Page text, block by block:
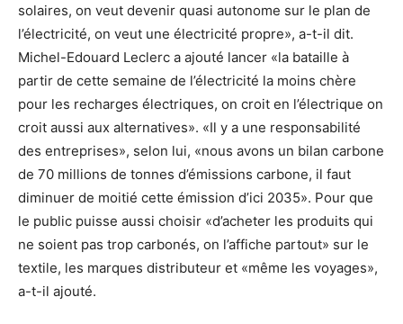
solaires, on veut devenir quasi autonome sur le plan de
l’électricité, on veut une électricité propre», a-t-il dit.
Michel-Edouard Leclerc a ajouté lancer «la bataille à
partir de cette semaine de l’électricité la moins chère
pour les recharges électriques, on croit en l’électrique on
croit aussi aux alternatives». «Il y a une responsabilité
des entreprises», selon lui, «nous avons un bilan carbone
de 70 millions de tonnes d’émissions carbone, il faut
diminuer de moitié cette émission d’ici 2035». Pour que
le public puisse aussi choisir «d’acheter les produits qui
ne soient pas trop carbonés, on l’affiche partout» sur le
textile, les marques distributeur et «même les voyages»,
a-t-il ajouté.